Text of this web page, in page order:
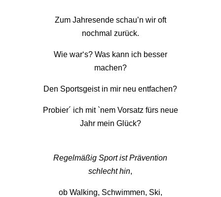
Zum Jahresende schau’n wir oft
nochmal zurück.
Wie war‘s? Was kann ich besser
machen?
Den Sportsgeist in mir neu entfachen?
Probier´ ich mit `nem Vorsatz fürs neue
Jahr mein Glück?
Regelmäßig Sport ist Prävention
schlecht hin,
ob Walking, Schwimmen, Ski,